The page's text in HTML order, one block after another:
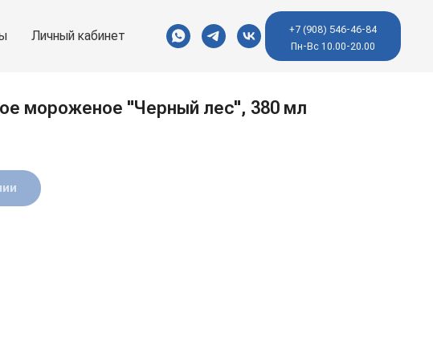
Личный кабинет
+7 (908) 546-46-84
Пн-Вс 10.00-20.00
мороженое "Черный лес", 380 мл